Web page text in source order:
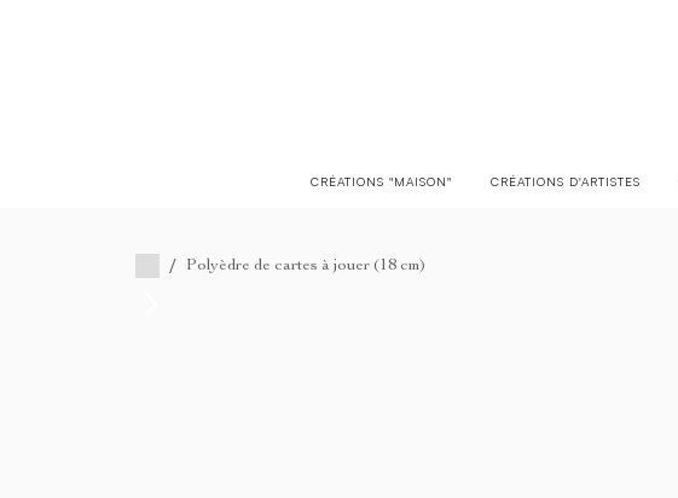
CRÉATIONS "MAISON" CRÉATIONS D'ARTISTES
/ Polyèdre de cartes à jouer (18 cm)